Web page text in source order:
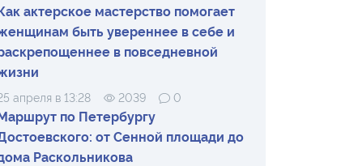
актерское мастерство помогает
быть увереннее в себе и
в повседневной
апреля в 13:28 2039 0
по Петербургу
от Сенной площади до
Раскольникова